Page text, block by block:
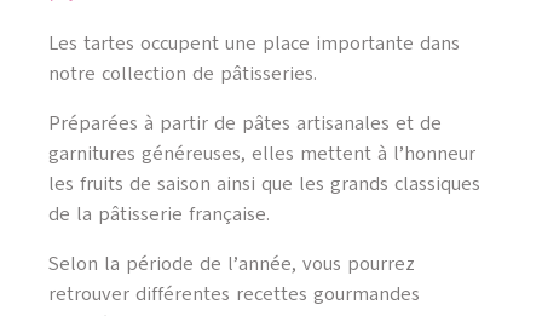
Les tartes occupent une place importante dans
notre collection de pâtisseries.
Préparées à partir de pâtes artisanales et de
garnitures généreuses, elles mettent à l’honneur
les fruits de saison ainsi que les grands classiques
de la pâtisserie française.
Selon la période de l’année, vous pourrez
retrouver différentes recettes gourmandes